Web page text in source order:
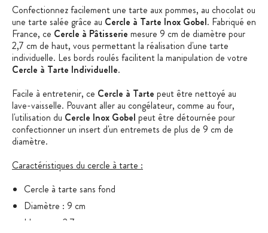
Confectionnez facilement une tarte aux pommes, au chocolat ou
une tarte salée grâce au Cercle à Tarte Inox Gobel. Fabriqué en
France, ce Cercle à Pâtisserie mesure 9 cm de diamètre pour
2,7 cm de haut, vous permettant la réalisation d'une tarte
individuelle. Les bords roulés facilitent la manipulation de votre
Cercle à Tarte Individuelle.
Facile à entretenir, ce Cercle à Tarte peut être nettoyé au
lave-vaisselle. Pouvant aller au congélateur, comme au four,
l'utilisation du Cercle Inox Gobel peut être détournée pour
confectionner un insert d'un entremets de plus de 9 cm de
diamètre.
Caractéristiques du cercle à tarte :
Cercle à tarte sans fond
Diamètre : 9 cm
Hauteur : 2,7 cm